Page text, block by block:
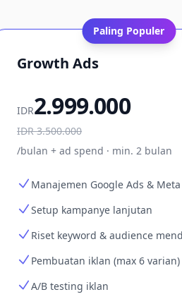
Paling Populer
Growth Ads
IDR2.999.000
IDR3.500.000
/bulan + ad spend · min. 2 bulan
Manajemen Google Ads & Meta
Setup kampanye lanjutan
Riset keyword & audience
Pembuatan iklan (max 6 varian)
A/B testing iklan